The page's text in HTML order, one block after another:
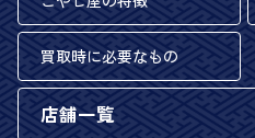
買取時に必要なもの
店舗一覧